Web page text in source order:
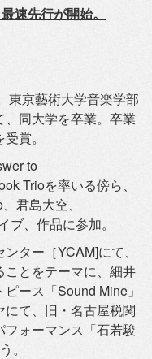
速先行が開始。
東京藝術大学音楽学部
同大学を卒業。卒業
賞。
to
Trioを率いる傍ら、
君島大空、
、作品に参加。
ター［YCAM]にて、
とをテーマに、細井
ース「Sound Mine」
て、旧・ 名古屋税関
ォーマンス「石若駿
。